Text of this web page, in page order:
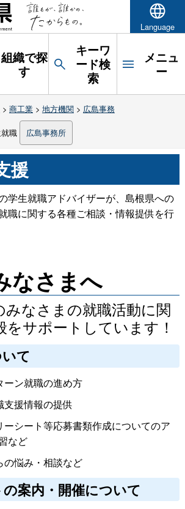
Language
組織で探
す
キーワ
ード検
索
メニュ
ー
> 商工業> 地方機関> 広島事務
職 広島事務所
援
学生就職アドバイザーが、島根県への
職に関する各種ご相談・情報提供を行
なさまへ
みなさまの就職活動に関
サポートしています！
て
ーン就職の進め方
支援情報の提供
シート等応募書類作成についてのア
など
の悩み・相談など
案内・開催について